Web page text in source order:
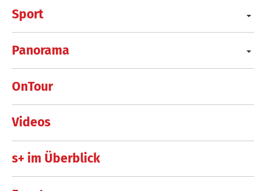
Sport
Panorama
OnTour
Videos
s+ im Überblick